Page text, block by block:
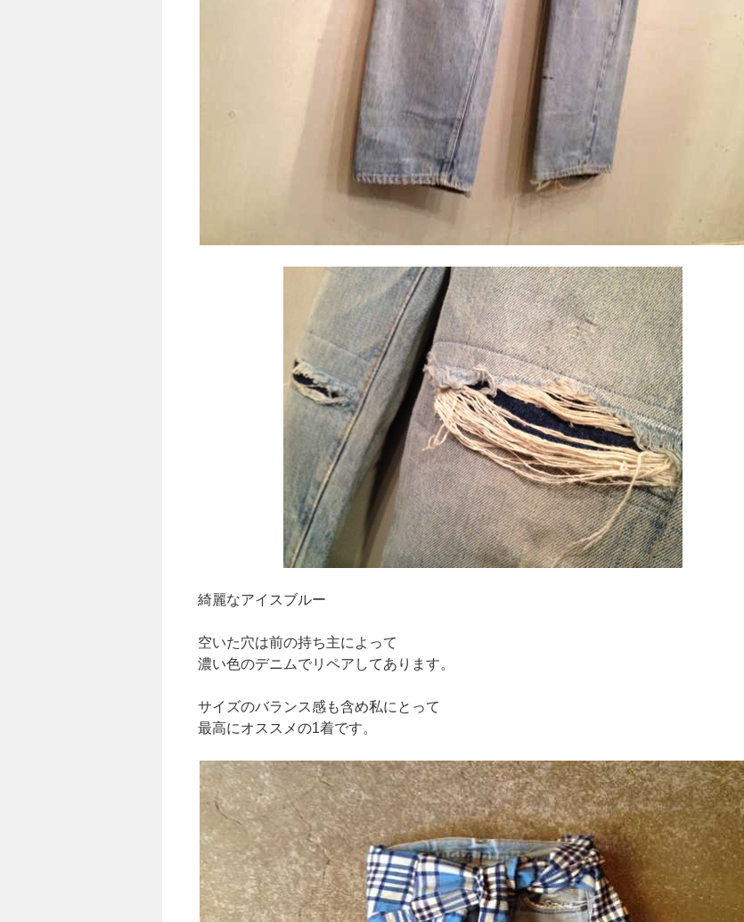
綺麗なアイスブルー
空いた穴は前の持ち主によって
濃い色のデニムでリペアしてあります。
サイズのバランス感も含め私にとって
最高にオススメの1着です。